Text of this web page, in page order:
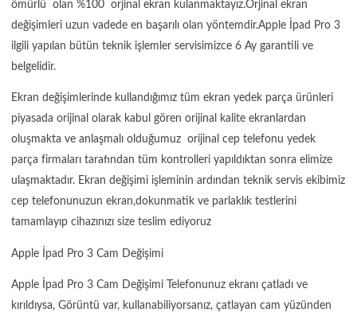
ömürlü olan %100 orjinal ekran kulanmaktayız.Orjinal ekran
değişimleri uzun vadede en başarılı olan yöntemdir.Apple İpad Pro 3
ilgili yapılan bütün teknik işlemler servisimizce 6 Ay garantili ve
belgelidir.
Ekran değişimlerinde kullandığımız tüm ekran yedek parça ürünleri
piyasada orijinal olarak kabul gören orijinal kalite ekranlardan
oluşmakta ve anlaşmalı olduğumuz orijinal cep telefonu yedek
parça firmaları tarafından tüm kontrolleri yapıldıktan sonra elimize
ulaşmaktadır. Ekran değişimi işleminin ardından teknik servis ekibimiz
cep telefonunuzun ekran,dokunmatik ve parlaklık testlerini
tamamlayıp cihazınızı size teslim ediyoruz
Apple İpad Pro 3 Cam Değişimi
Apple İpad Pro 3 Cam Değişimi Telefonunuz ekranı çatladı ve
kırıldıysa, Görüntü var, kullanabiliyorsanız, çatlayan cam yüzünden